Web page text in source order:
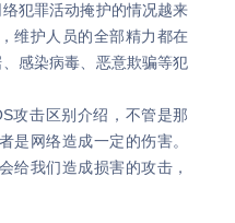
犯罪活动掩护的情况越来
维护人员的全部精力都在
感染病毒、恶意欺骗等犯
击区别介绍，不管是那
是网络造成一定的伤害。
给我们造成损害的攻击，